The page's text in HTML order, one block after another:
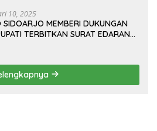
10, 2025
SIDOARJO MEMBERI DUKUNGAN
TERBITKAN SURAT EDARAN
KOTA